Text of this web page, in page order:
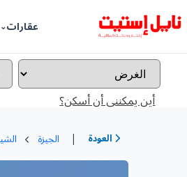
عقارات
أين يمكننى أن أسكن؟
العودة | الجيزة